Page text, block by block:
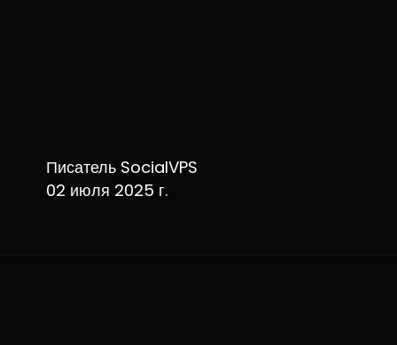
Писатель SocialVPS
02 июля 2025 г.